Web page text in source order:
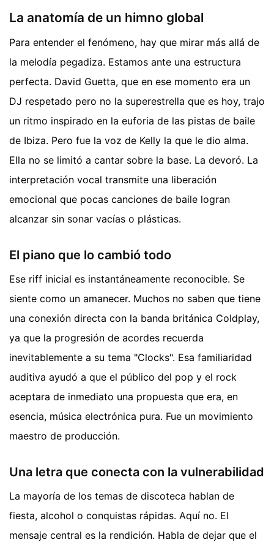
La anatomía de un himno global
Para entender el fenómeno, hay que mirar más allá de
la melodía pegadiza. Estamos ante una estructura
perfecta. David Guetta, que en ese momento era un
DJ respetado pero no la superestrella que es hoy, trajo
un ritmo inspirado en la euforia de las pistas de baile
de Ibiza. Pero fue la voz de Kelly la que le dio alma.
Ella no se limitó a cantar sobre la base. La devoró. La
interpretación vocal transmite una liberación
emocional que pocas canciones de baile logran
alcanzar sin sonar vacías o plásticas.
El piano que lo cambió todo
Ese riff inicial es instantáneamente reconocible. Se
siente como un amanecer. Muchos no saben que tiene
una conexión directa con la banda británica Coldplay,
ya que la progresión de acordes recuerda
inevitablemente a su tema "Clocks". Esa familiaridad
auditiva ayudó a que el público del pop y el rock
aceptara de inmediato una propuesta que era, en
esencia, música electrónica pura. Fue un movimiento
maestro de producción.
Una letra que conecta con la vulnerabilidad
La mayoría de los temas de discoteca hablan de
fiesta, alcohol o conquistas rápidas. Aquí no. El
mensaje central es la rendición. Habla de dejar que el